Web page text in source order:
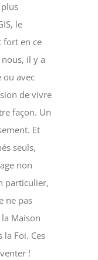
le
fort en ce
il y a
ou avec
de vivre
façon. Un
Et
seuls,
non
particulier,
ne pas
Maison
Foi. Ces
!